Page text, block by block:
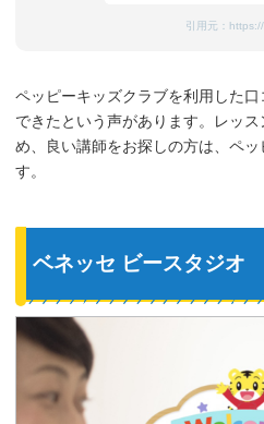
れ、お迎えのときはい
3歳児を飽きさせない充
と思います。うちの子は
が好きなようで、よく「
うになり、英語が身につ
引用元：
ペッピーキッズクラブを利用した
できたという声があります。レッ
め、良い講師をお探しの方は、ペ
す。
ベネッセ ビースタジオ